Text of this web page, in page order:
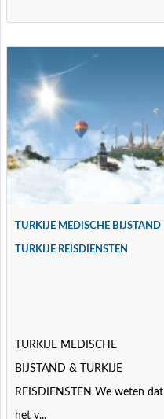
TURKIJE MEDISCHE BIJSTAND
TURKIJE REISDIENSTEN
TURKIJE MEDISCHE
BIJSTAND & TURKIJE
REISDIENSTEN We weten dat
het v...